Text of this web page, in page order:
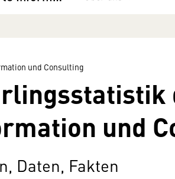
und Consulting
und
Daten, Fakten